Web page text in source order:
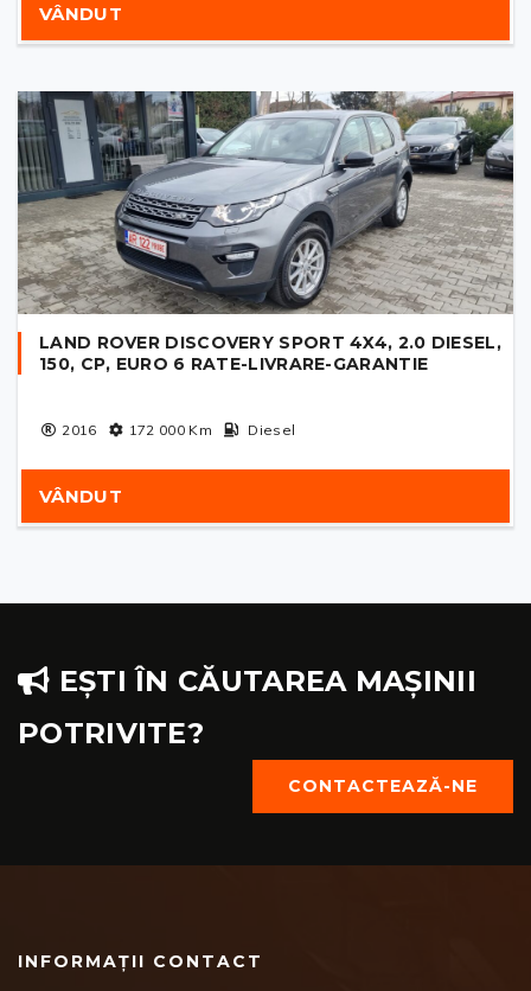
VÂNDUT
LAND ROVER DISCOVERY SPORT 4X4, 2.0 DIESEL,
150, CP, EURO 6 RATE-LIVRARE-GARANTIE
2016 172 000Km Diesel
VÂNDUT
EȘTI ÎN CĂUTAREA MAȘINII
POTRIVITE?
CONTACTEAZĂ-NE
INFORMAȚII CONTACT